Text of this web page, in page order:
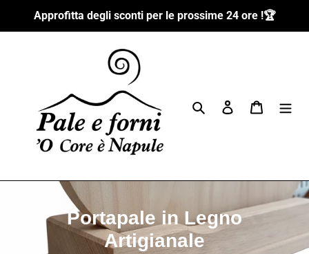
PasserApprofitta degli sconti per le prossime 24 ore !🏆
RechercherSe connecter
Panier
C
o
Portapale in Legno
Artigianale